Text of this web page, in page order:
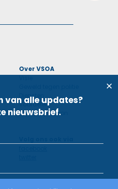
Over VSOA
Diensten
Voordelen
Contactpersoon
van alle updates?
nieuwsbrief.